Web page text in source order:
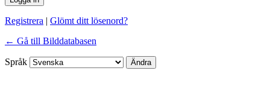
Registrera | Glömt ditt lösenord?
← Gå till Bilddatabasen
Språk